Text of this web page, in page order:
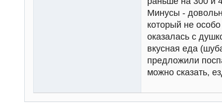
Минусы -
который не
оказалась с
вкусная еда
предложили
можно сказать,